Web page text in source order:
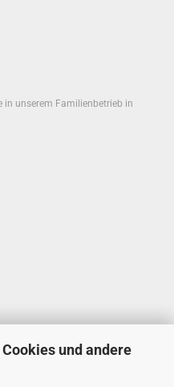
und andere
in unserem Familienbetrieb in